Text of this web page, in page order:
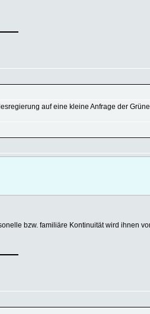
auf eine kleine Anfrage der
bzw. familiäre Kontinuität wird ihnen